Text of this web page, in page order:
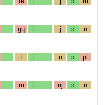
gɥ i j ɔ n
t i n ɔ pl
m i nj ɔ n